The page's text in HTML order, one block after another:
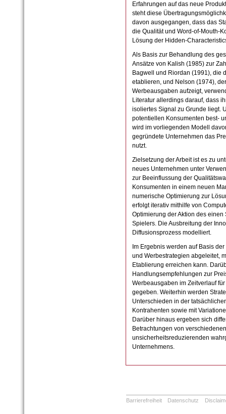
Erfahrungen auf das neue
steht diese
davon ausgegangen, dass das
die Qualität und Word-of-Mouth-
Lösung der Hidden-
Als Basis zur Behandlung des
Ansätze von Kalish (1985) zur
Bagwell und Riordan (1991), die
etablieren, und Nelson (1974),
Werbeausgaben aufzeigt,
Literatur allerdings darauf, dass
isoliertes Signal zu Grunde liegt.
potentiellen Konsumenten best-
wird im vorliegenden Modell
gegründete Unternehmen das
nutzt.
Zielsetzung der Arbeit ist es zu
neues Unternehmen unter
zur Beeinflussung der
Konsumenten in einem neuen
numerische Optimierung zur
erfolgt iterativ mithilfe von
Optimierung der Aktion des
Spielers. Die Ausbreitung der
Diffusionsprozess modelliert.
Im Ergebnis werden auf Basis
und Werbestrategien abgeleitet,
Etablierung erreichen kann.
Handlungsempfehlungen zur
Werbeausgaben im Zeitverlauf
gegeben. Weiterhin werden
Unterschieden in der
Kontrahenten sowie mit
Darüber hinaus ergeben sich
Betrachtungen von
unsicherheitsreduzierenden
Unternehmens.
Barrierefreiheit Datenschutz